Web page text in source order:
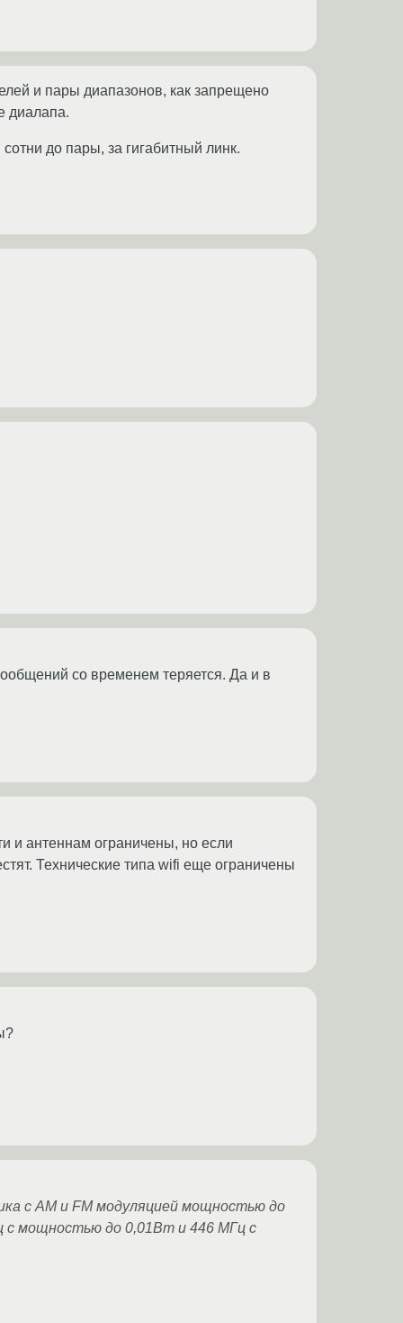
и пары диапазонов, как запрещено
диалапа.
до пары, за гигабитный линк.
со временем теряется. Да и в
и антеннам ограничены, но если
Технические типа wifi еще ограничены
с АМ и FM модуляцией мощностью до
с мощностью до 0,01Вт и 446 МГц с